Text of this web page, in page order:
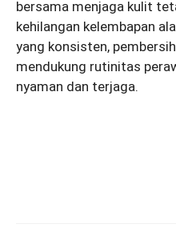
bersama menjaga kulit
kehilangan kelembapan
yang konsisten,
mendukung rutinitas
nyaman dan terjaga.